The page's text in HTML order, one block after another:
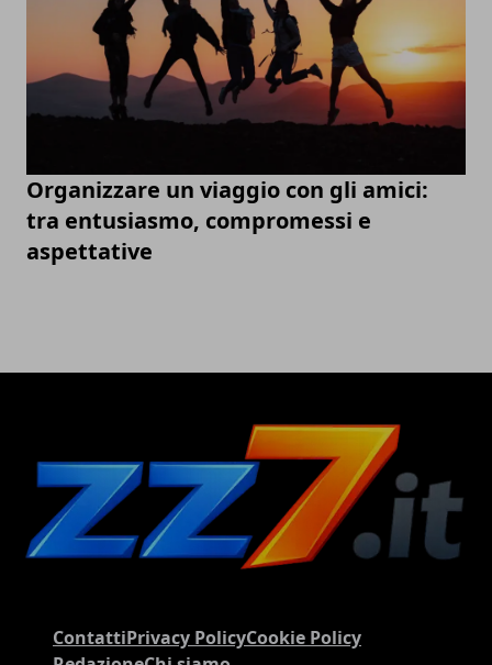
Organizzare un viaggio con gli amici:
tra entusiasmo, compromessi e
aspettative
ContattiPrivacy PolicyCookie Policy